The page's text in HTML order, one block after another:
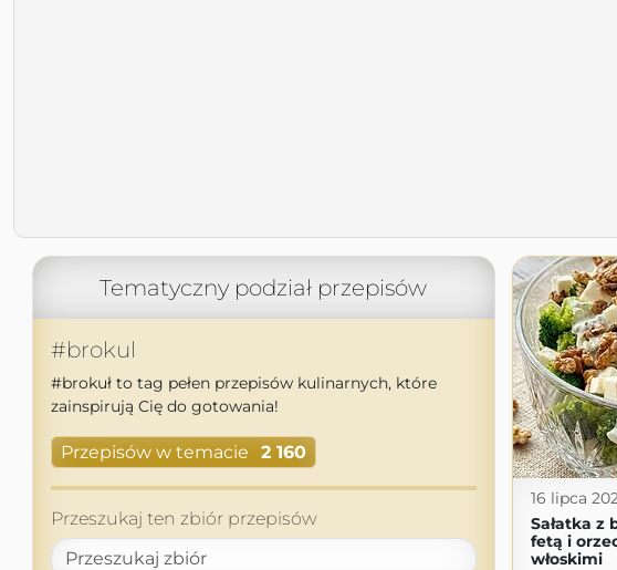
Tematyczny podział przepisów
#brokul
#brokuł to tag pełen przepisów kulinarnych, które
zainspirują Cię do gotowania!
Przepisów w temacie 2 160
Przeszukaj ten zbiór przepisów
16 lipca
Sałatka z
fetą i
włoskimi